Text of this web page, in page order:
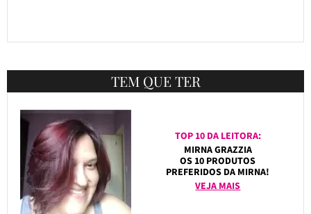
TEM QUE TER
TOP 10 DA LEITORA:
MIRNA GRAZZIA
OS 10 PRODUTOS
PREFERIDOS DA MIRNA!
VEJA MAIS